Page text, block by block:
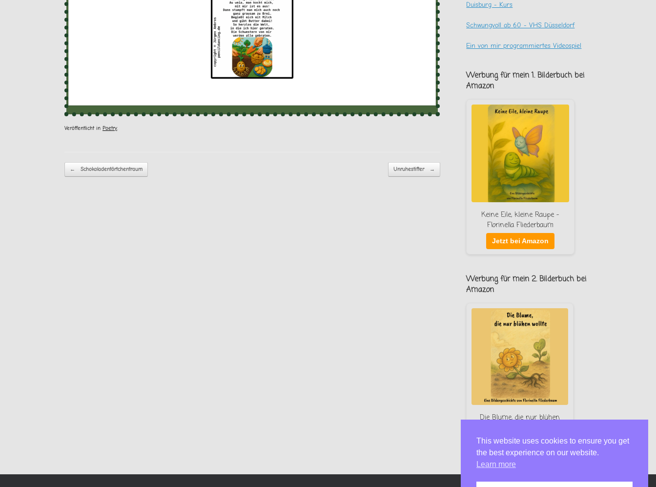
Veröffentlicht in Poetry
Beitragsnavigation
← Schokoladentörtchentraum Unruhestifter →
Duisburg - Kurs
Schwungvoll ab 60 - VHS Düsseldorf
Ein von mir programmiertes Videospiel
Werbung für mein 1. Bilderbuch bei
Amazon
Keine Eile, kleine Raupe –
Florinella Fliederbaum
Jetzt bei Amazon
Werbung für mein 2. Bilderbuch bei
Amazon
Die Blume, die nur blühen
Jetzt bei Amazon
This website uses cookies to ensure you get
the best experience on our website.
Learn more